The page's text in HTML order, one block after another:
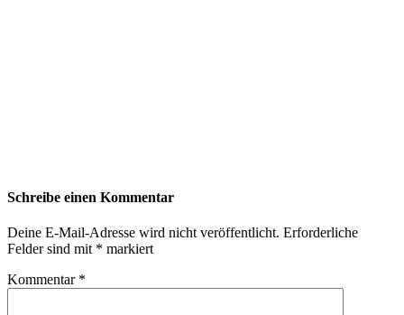
Schreibe einen Kommentar
Deine E-Mail-Adresse wird nicht veröffentlicht. Erforderliche
Felder sind mit * markiert
Kommentar *